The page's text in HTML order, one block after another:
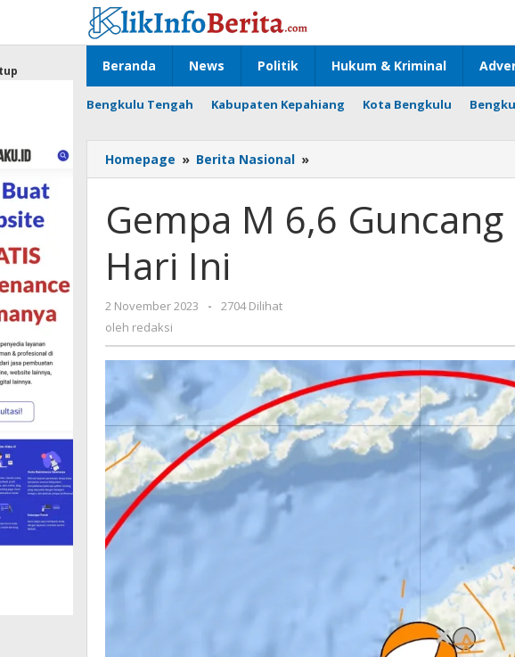
konten
Beranda News Politik Hukum & Kriminal
Bengkulu Tengah Kabupaten Kepahiang Kota Bengkulu
Homepage » Berita Nasional »
M
Guncang
Kupang,
Gempa M 6,6
Hari Ini
2 November 2023
oleh
-
2704 Dilihat
oleh redaksi